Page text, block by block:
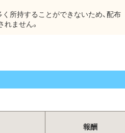
所持することができないため、配布
ません。
報酬